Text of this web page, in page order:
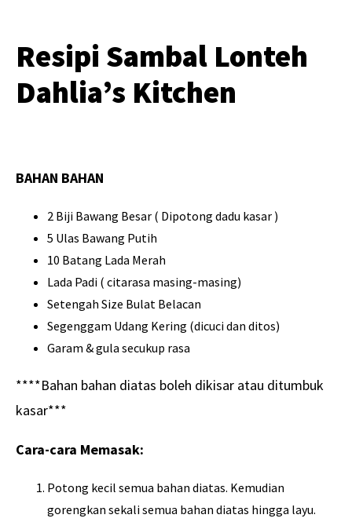
Resipi Sambal Lonteh
Dahlia’s Kitchen
BAHAN BAHAN
2 Biji Bawang Besar ( Dipotong dadu kasar )
5 Ulas Bawang Putih
10 Batang Lada Merah
Lada Padi ( citarasa masing-masing)
Setengah Size Bulat Belacan
Segenggam Udang Kering (dicuci dan ditos)
Garam & gula secukup rasa
****Bahan bahan diatas boleh ‪dikisar‬ atau ‪ditumbuk‬
kasar***
Cara-cara Memasak:
Potong kecil semua bahan diatas. Kemudian
gorengkan sekali semua bahan diatas hingga layu.